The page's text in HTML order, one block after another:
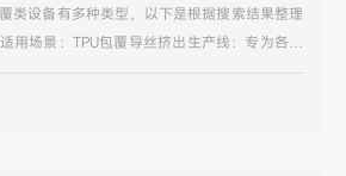
类设备有多种类型，以下是根据搜索结果整理
用场景：TPU包覆导丝挤出生产线：专为各种
适用于导丝内层为不锈钢材质、部分为镍合
一层高分子材料的导丝生产。适用于